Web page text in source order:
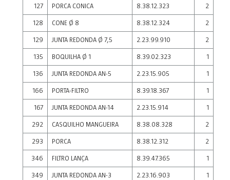
127 PORCA CONICA 8.38.12.323 2
128 CONE Ø 8 8.38.12.324 2
129 JUNTA REDONDA Ø 7,5 2.23.99.910 2
135 BOQUILHA Ø 1 8.39.02.323 1
136 JUNTA REDONDA AN-5 2.23.15.905 1
166 PORTA-FILTRO 8.39.18.367 1
167 JUNTA REDONDA AN-14 2.23.15.914 1
292 CASQUILHO MANGUEIRA 8.38.08.328 2
293 PORCA 8.38.12.312 2
346 FILTRO LANÇA 8.39.47.365 1
349 JUNTA REDONDA AN-3 2.23.16.903 1